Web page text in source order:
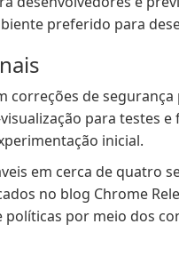
preferido para
correções de
para testes
inicial.
em cerca de quatro
no blog Chrome
por meio dos